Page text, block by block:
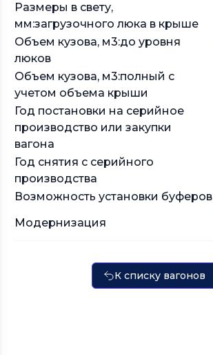
Размеры в свету,
мм:загрузочного люка в крыше
Объем кузова, м3:до уровня
люков
Объем кузова, м3:полный с
учетом объема крыши
Год постановки на серийное
производство или закупки
вагона
Год снятия с серийного
производства
Возможность установки буферов
Модернизация
К списку вагонов